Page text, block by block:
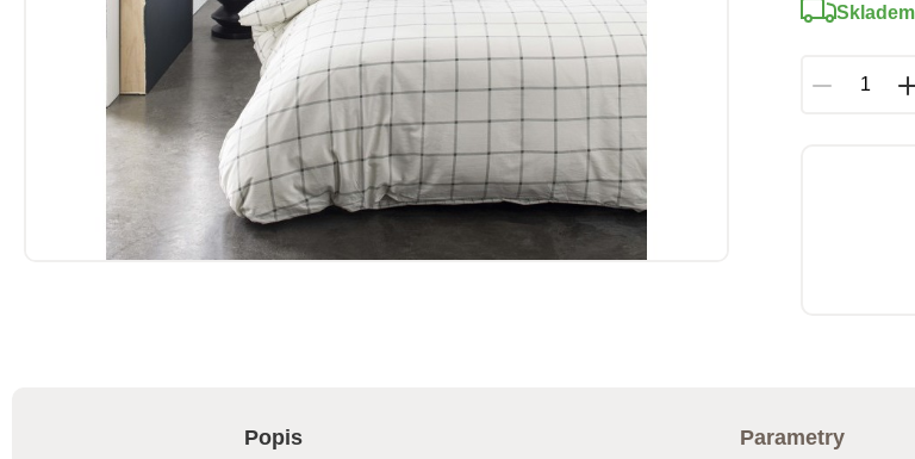
Popis Parametry